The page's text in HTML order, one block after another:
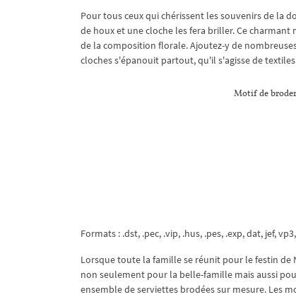
Pour tous ceux qui chérissent les souvenirs de la
de houx et une cloche les fera briller. Ce
de la composition florale. Ajoutez-y de
cloches s'épanouit partout, qu'il s'agisse de
Motif de
Formats : .dst, .pec, .vip, .hus, .pes, .exp, dat, jef,
Lorsque toute la famille se réunit pour le festin de
non seulement pour la belle-famille mais aussi
ensemble de serviettes brodées sur mesure. Les